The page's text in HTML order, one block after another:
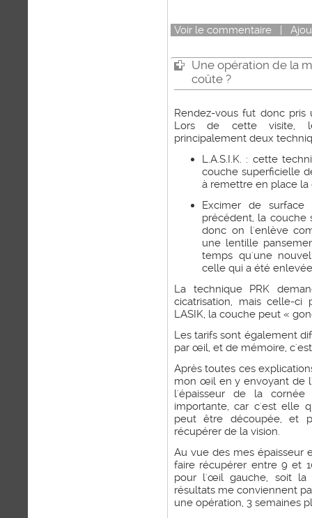
Voir le commentaire |
Une opération de la
coûte ?
Rendez-vous fut donc
Lors de cette visite,
principalement deux
L.A.S.I.K. : cette
couche superficielle
à remettre en place la
Excimer de surface
précédent, la couche
donc on l'enlève
une lentille
temps qu'une
celle qui a été
La technique PRK
cicatrisation, mais celle-
LASIK, la couche peut «
Les tarifs sont également
par œil, et de mémoire,
Après toutes ces
mon œil en y envoyant de
l'épaisseur de la
importante, car c'est elle
peut être découpée, et
récupérer de la vision.
Au vue des mes
faire récupérer entre 9 et
pour l'œil gauche, soit la
résultats me conviennent
une opération, 3 semaines